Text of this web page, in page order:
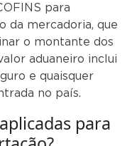
para
da mercadoria, que
o montante dos
aduaneiro inclui
e quaisquer
no país.
para